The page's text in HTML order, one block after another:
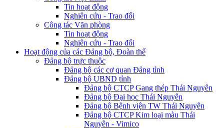
Tin hoạt động
Nghiên cứu - Trao đổi
Công tác Văn phòng
Tin hoạt động
Nghiên cứu - Trao đổi
Hoạt động của các Đảng bộ, Đoàn thể
Đảng bộ trực thuộc
Đảng bộ các cơ quan Đảng tỉnh
Đảng bộ UBND tỉnh
Đảng bộ CTCP Gang thép Thái Nguyên
Đảng bộ Đại học Thái Nguyên
Đảng bộ Bệnh viện TW Thái Nguyên
Đảng bộ CTCP Kim loại màu Thái
Nguyên - Vimico